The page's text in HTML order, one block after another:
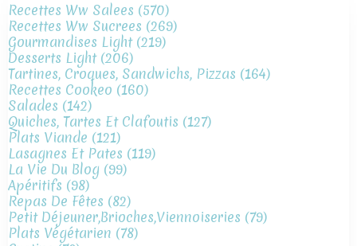
Recettes Ww Salees (570)
Recettes Ww Sucrees (269)
Gourmandises Light(219)
Desserts Light(206)
Tartines, Croques, Sandwichs, Pizzas (164)
Recettes Cookeo (160)
Salades (142)
Quiches, Tartes Et Clafoutis (127)
Plats Viande (121)
Lasagnes Et Pates (119)
La Vie Du Blog (99)
Apéritifs (98)
Repas De Fêtes (82)
Petit Déjeuner,brioches,viennoiseries (79)
Plats Végétarien (78)